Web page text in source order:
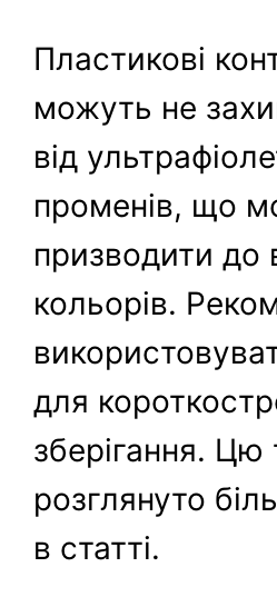
Пластикові
можуть не
від
променів, що
призводити до
кольорів.
для
зберігання.
розглянуто
в статті.